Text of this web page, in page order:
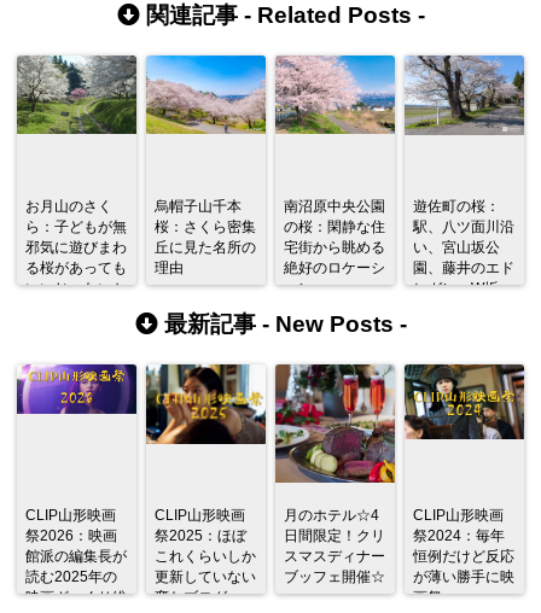
関連記事 - Related Posts -
お月山のさく
ら：子どもが無
邪気に遊びまわ
る桜があっても
いいじゃないか
烏帽子山千本
桜：さくら密集
丘に見た名所の
理由
南沼原中央公園
の桜：閑静な住
宅街から眺める
絶好のロケーシ
ョン
遊佐町の桜：
駅、八ツ面川沿
い、宮山坂公
園、藤井のエド
ヒガン、W坂
最新記事 - New Posts -
CLIP山形映画
祭2026：映画
館派の編集長が
読む2025年の
映画ざっくり総
CLIP山形映画
祭2025：ほぼ
これくらいしか
更新していない
変なブログ
月のホテル☆4
日間限定！クリ
スマスディナー
ブッフェ開催☆
CLIP山形映画
祭2024：毎年
恒例だけど反応
が薄い勝手に映
画祭